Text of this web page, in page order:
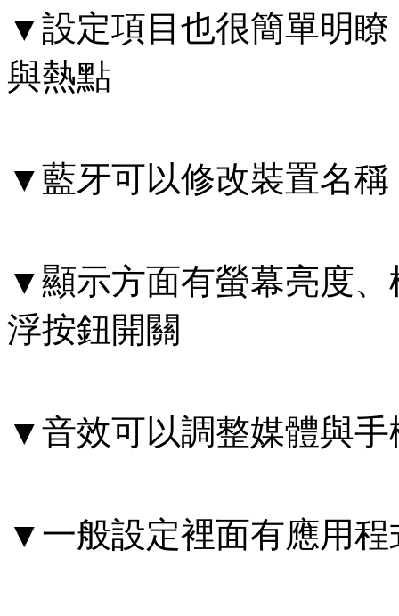
▼設定項目也很簡單明
與熱點
▼藍牙可以修改裝置名稱
▼顯示方面有螢幕亮度
浮按鈕開關
▼音效可以調整媒體與
▼一般設定裡面有應用程